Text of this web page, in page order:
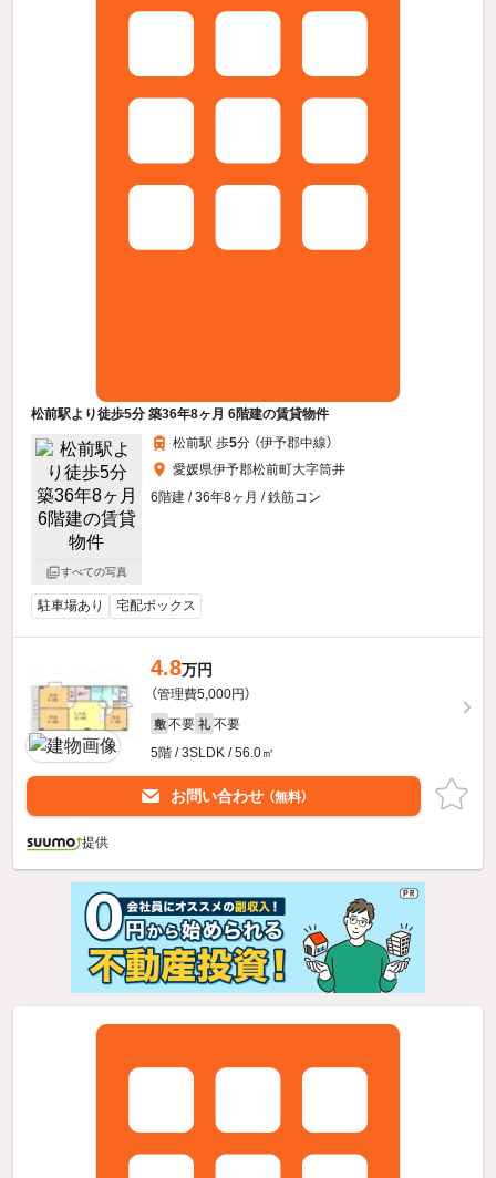
松前駅より徒歩5分 築36年8ヶ月 6階建の賃貸物件
すべての写真
松前駅 歩5分 （伊予郡中線）
愛媛県伊予郡松前町大字筒井
6階建 / 36年8ヶ月 / 鉄筋コン
駐車場あり 宅配ボックス
4.8万円
（管理費5,000円）
敷 不要 礼 不要
5階 / 3SLDK / 56.0㎡
お問い合わせ （無料）
提供